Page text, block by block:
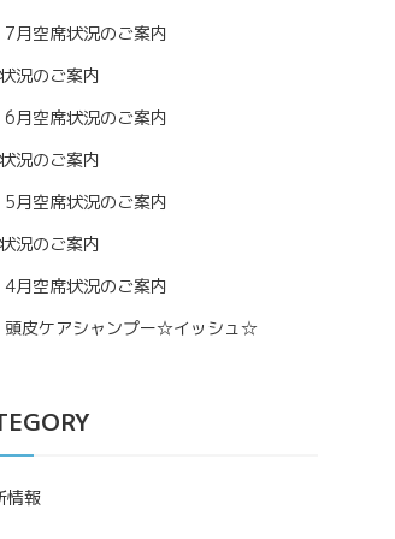
7月空席状況のご案内
況のご案内
6月空席状況のご案内
況のご案内
5月空席状況のご案内
況のご案内
4月空席状況のご案内
頭皮ケアシャンプー☆イッシュ☆
情報